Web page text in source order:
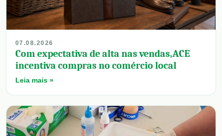
07.08.2026
Com expectativa de alta nas vendas,ACE
incentiva compras no comércio local
Leia mais »